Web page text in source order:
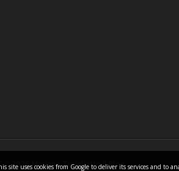
©2026 Mariano Turigliatto il Blog
site uses cookies from Google to deliver its services and to